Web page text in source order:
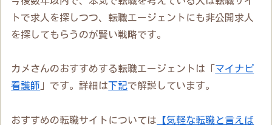
トで求人を探しつつ、転職エージェントにも非公開求人
を探してもらうのが賢い戦略です。
カメさんのおすすめする転職エージェントは「 マイナビ
看護師 」です。詳細は下記で解説しています。
おすすめの転職サイトについては 【気軽な転職と言えば